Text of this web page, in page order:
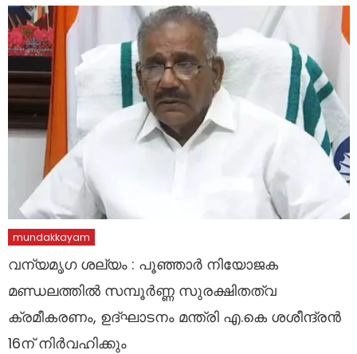
mundakkayam
വന്യമൃഗ ശല്യം : പൂഞ്ഞാർ നിയോജക
മണ്ഡലത്തിൽ സമ്പൂർണ്ണ സുരക്ഷിതത്വ
ക്രമീകരണം, ഉദ്ഘാടനം മന്ത്രി എ.കെ ശശീന്ദ്രൻ
16ന് നിർവഹിക്കും